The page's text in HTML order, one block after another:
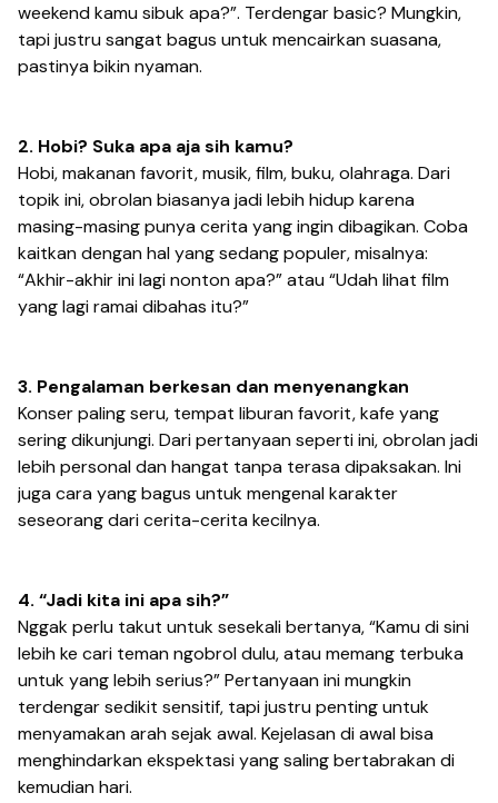
weekend kamu sibuk apa?”. Terdengarbasic? Mungkin,
tapi justru sangat bagus untuk mencairkan suasana,
pastinya bikin nyaman.
2. Hobi? Suka apa aja sih kamu?
Hobi, makanan favorit, musik, film, buku, olahraga. Dari
topik ini, obrolan biasanya jadi lebih hidup karena
masing-masing punya cerita yang ingin dibagikan. Coba
kaitkan dengan hal yang sedang populer, misalnya:
“Akhir-akhir ini lagi nonton apa?”atau“Udah lihat film
yang lagi ramai dibahas itu?”
3. Pengalaman berkesan dan menyenangkan
Konser paling seru, tempat liburan favorit, kafe yang
sering dikunjungi. Dari pertanyaan seperti ini, obrolan jadi
lebih personal dan hangat tanpa terasa dipaksakan. Ini
juga cara yang bagus untuk mengenal karakter
seseorang dari cerita-cerita kecilnya.
4. “Jadi kita ini apa sih?”
Nggak perlu takut untuk sesekali bertanya,“Kamu di sini
lebih ke cari teman ngobrol dulu, atau memang terbuka
untuk yang lebih serius?”Pertanyaan ini mungkin
terdengar sedikit sensitif, tapi justru penting untuk
menyamakan arah sejak awal. Kejelasan di awal bisa
menghindarkan ekspektasi yang saling bertabrakan di
kemudian hari.